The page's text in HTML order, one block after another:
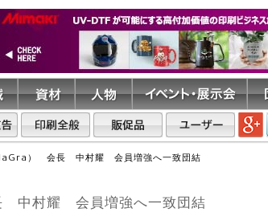
JaGra） 会長 中村耀 会員増強へ一致団結
中村耀 会員増強へ一致団結